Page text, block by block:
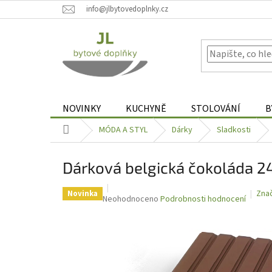
na
info@jlbytovedoplnky.cz
NOVINKY KUCHYNĚ STOLOVÁNÍ
Domů MÓDA A STYL Dárky Sladkosti
Dárková belgická čokoláda
Novinka Průměrné
Neohodnoceno Podrobnosti hodnocení